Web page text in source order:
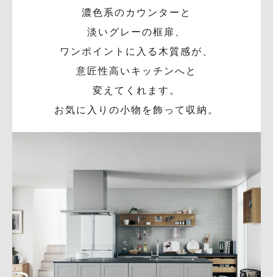
濃色系のカウンターと
淡いグレーの框扉、
ワンポイントに入る木質感が、
意匠性高いキッチンへと
変えてくれます。
お気に入りの小物を飾って収納。